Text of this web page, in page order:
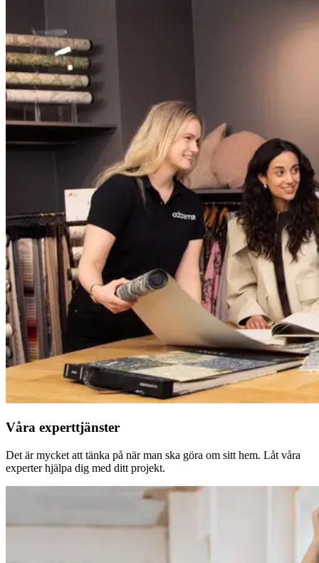
Våra experttjänster
Det är mycket att tänka på när man ska göra om sitt hem. Låt våra
experter hjälpa dig med ditt projekt.